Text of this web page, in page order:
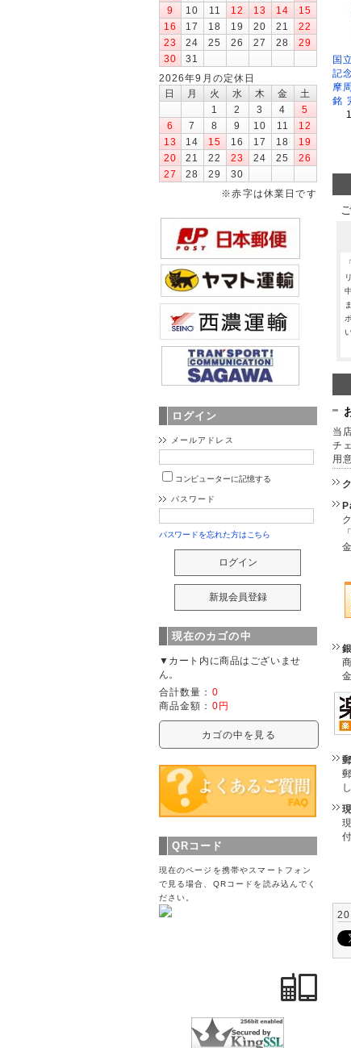
国
記
摩
銘
当
チ
用
9
10 11 12 13 14
15
16
17 18 19 20 21
22
23
24 25 26 27 28
29
30
31
2026年9月の定休日
日
月 火 水 木 金
土
1
2 3 4
5
6
7 8 9 10 11
12
13
14 15 16 17 18
19
20
21 22 23 24 25
26
27
28 29
30
※赤字は休業日です
ログイン
メールアドレス
コンピューターに記憶する
パスワード
パスワードを忘れた方はこちら
現在のカゴの中
▼カート内に商品はございませ
ん。
合計数量： 0
商品金額： 0円
カゴの中を見る
QRコード
現在のページを携帯やスマートフォン
で見る場合、QRコードを読み込んでく
ださい。